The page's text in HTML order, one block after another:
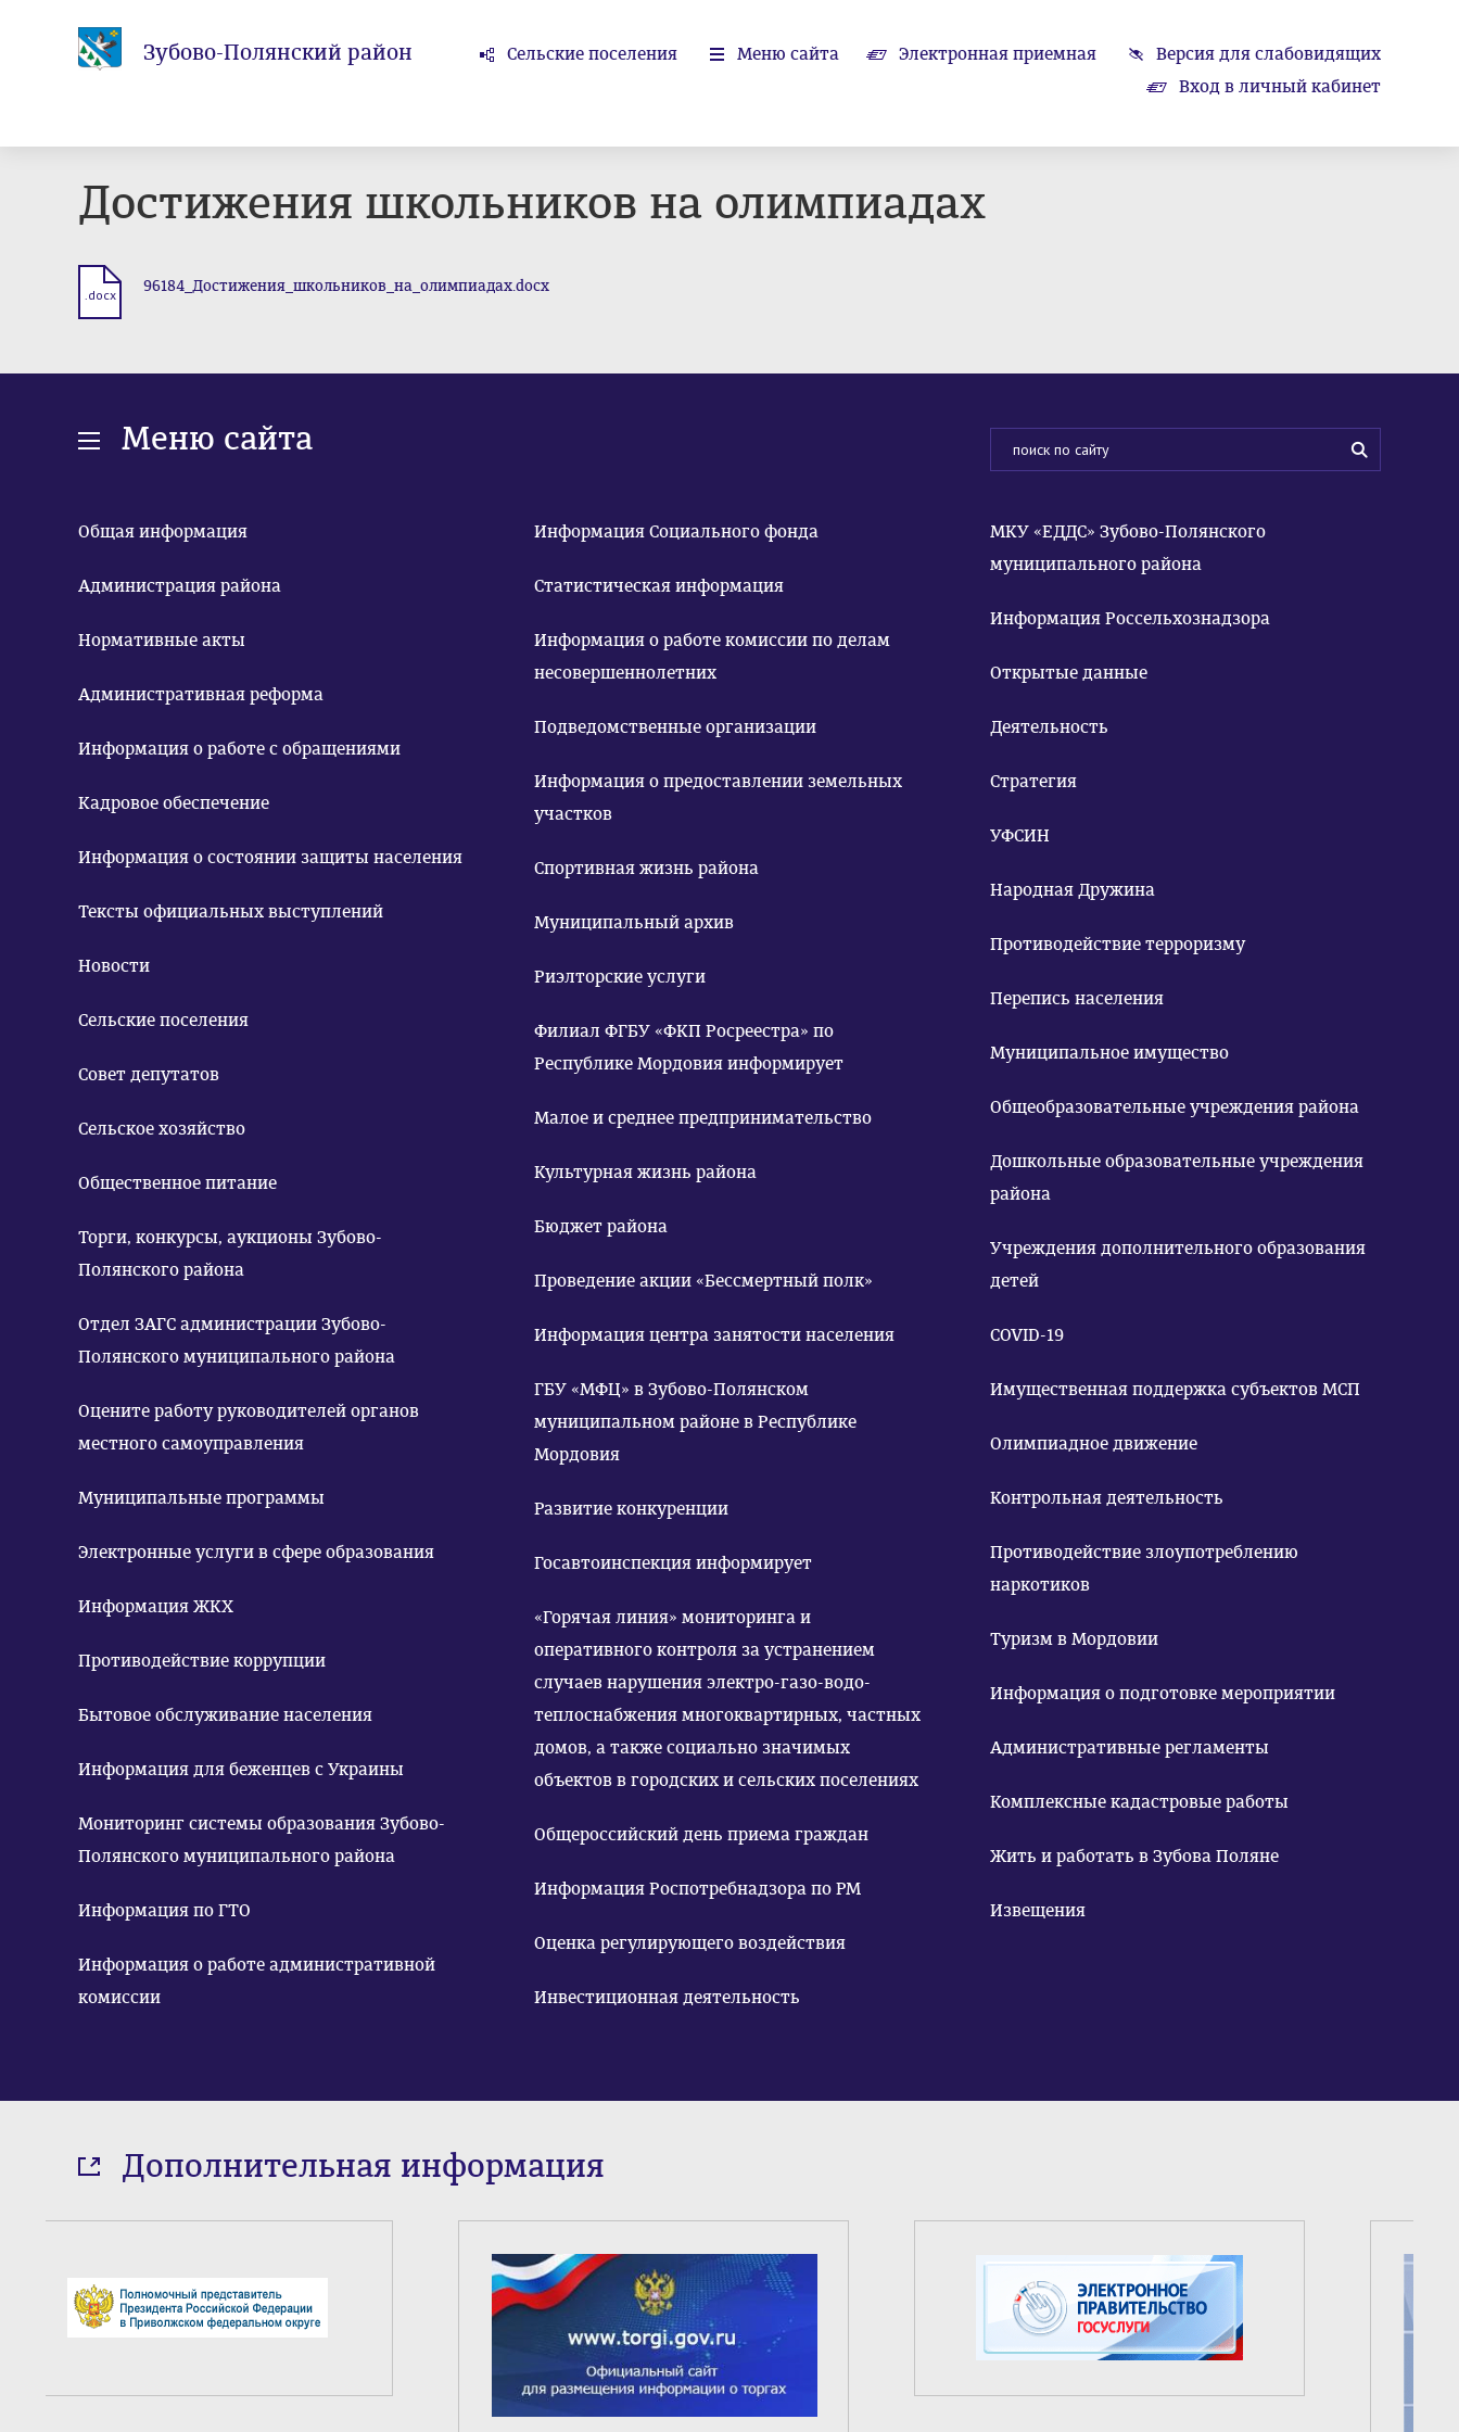
Зубово-Полянский район Сельские поселения Меню сайта Электронная приемная
Версия для слабовидящих
Вход в личный кабинет
Достижения школьников на олимпиадах
.docx 96184_Достижения_школьников_на_олимпиадах.docx
Меню сайта
Общая информация
Администрация района
Нормативные акты
Административная реформа
Информация о работе с обращениями
Кадровое обеспечение
Информация о состоянии защиты населения
Тексты официальных выступлений
Новости
Сельские поселения
Совет депутатов
Сельское хозяйство
Общественное питание
Торги, конкурсы, аукционы Зубово-
Полянского района
Отдел ЗАГС администрации Зубово-
Полянского муниципального района
Оцените работу руководителей органов
местного самоуправления
Муниципальные программы
Электронные услуги в сфере образования
Информация ЖКХ
Противодействие коррупции
Бытовое обслуживание населения
Информация для беженцев с Украины
Мониторинг системы образования Зубово-
Полянского муниципального района
Информация по ГТО
Информация о работе административной
комиссии
Информация Социального фонда
Статистическая информация
Информация о работе комиссии по делам
несовершеннолетних
Подведомственные организации
Информация о предоставлении земельных
участков
Спортивная жизнь района
Муниципальный архив
Риэлторские услуги
Филиал ФГБУ «ФКП Росреестра» по
Республике Мордовия информирует
Малое и среднее предпринимательство
Культурная жизнь района
Бюджет района
Проведение акции «Бессмертный полк»
Информация центра занятости населения
ГБУ «МФЦ» в Зубово-Полянском
муниципальном районе в Республике
Мордовия
Развитие конкуренции
Госавтоинспекция информирует
«Горячая линия» мониторинга и
оперативного контроля за устранением
случаев нарушения электро-газо-водо-
теплоснабжения многоквартирных, частных
домов, а также социально значимых
объектов в городских и сельских поселениях
Общероссийский день приема граждан
Информация Роспотребнадзора по РМ
Оценка регулирующего воздействия
Инвестиционная деятельность
МКУ «ЕДДС» Зубово-Полянского
муниципального района
Информация Россельхознадзора
Открытые данные
Деятельность
Стратегия
УФСИН
Народная Дружина
Противодействие терроризму
Перепись населения
Муниципальное имущество
Общеобразовательные учреждения района
Дошкольные образовательные учреждения
района
Учреждения дополнительного образования
детей
COVID-19
Имущественная поддержка субъектов МСП
Олимпиадное движение
Контрольная деятельность
Противодействие злоупотреблению
наркотиков
Туризм в Мордовии
Информация о подготовке мероприятии
Административные регламенты
Комплексные кадастровые работы
Жить и работать в Зубова Поляне
Извещения
Дополнительная информация